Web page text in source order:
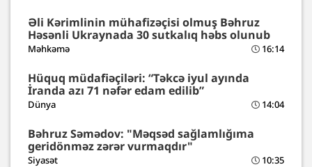
Əli Kərimlinin mühafizəçisi olmuş Bəhruz
Həsənli Ukraynada 30 sutkalıq həbs olunub
Məhkəmə 16:14
Hüquq müdafiəçiləri: “Təkcə iyul ayında
İranda azı 71 nəfər edam edilib”
Dünya 14:04
Bəhruz Səmədov: "Məqsəd sağlamlığıma
geridönməz zərər vurmaqdır"
Siyasət 10:35